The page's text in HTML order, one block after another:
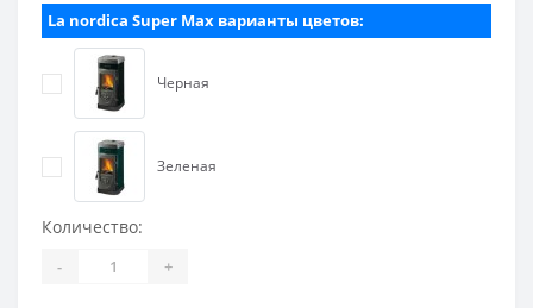
La nordica Super Max варианты цветов:
Черная
Зеленая
Количество:
- +